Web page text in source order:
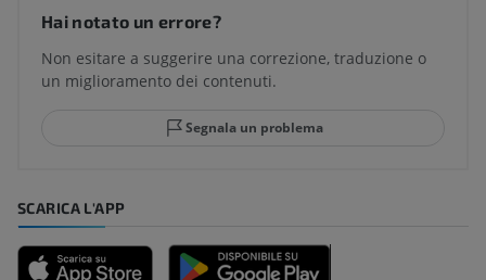
Hai notato un errore?
Non esitare a suggerire una correzione, traduzione o
un miglioramento dei contenuti.
Segnala un problema
SCARICA L'APP